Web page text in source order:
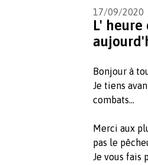
17/09/2020
L'
Bonjour à
Je tiens
combats...
Merci aux
pas le
Je vous fais